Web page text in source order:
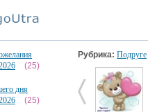
(25)
дня
(25)
Рубрика: Подруге